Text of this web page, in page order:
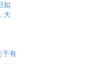
如
大
于有